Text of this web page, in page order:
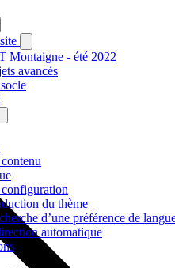
Montaigne - été 2022
avancés
du thème
d’une préférence de
automatique